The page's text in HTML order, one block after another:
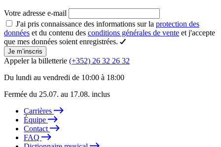
Votre adresse e-mail
J'ai pris connaissance des informations sur la protection des
données et du contenu des conditions générales de vente et j'accepte
que mes données soient enregistrées.
Je m’inscris
Appeler la billetterie (+352) 26 32 26 32
Du lundi au vendredi de 10:00 à 18:00
Fermée du 25.07. au 17.08. inclus
Carrières
Équipe
Contact
FAQ